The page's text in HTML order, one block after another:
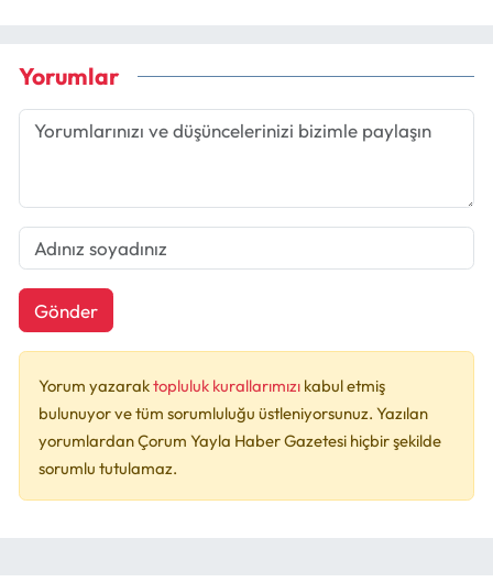
Yorumlar
Gönder
Yorum yazaraktopluluk kurallarımızı kabul etmiş
bulunuyor ve tüm sorumluluğu üstleniyorsunuz. Yazılan
yorumlardan Çorum Yayla Haber Gazetesi hiçbir şekilde
sorumlu tutulamaz.